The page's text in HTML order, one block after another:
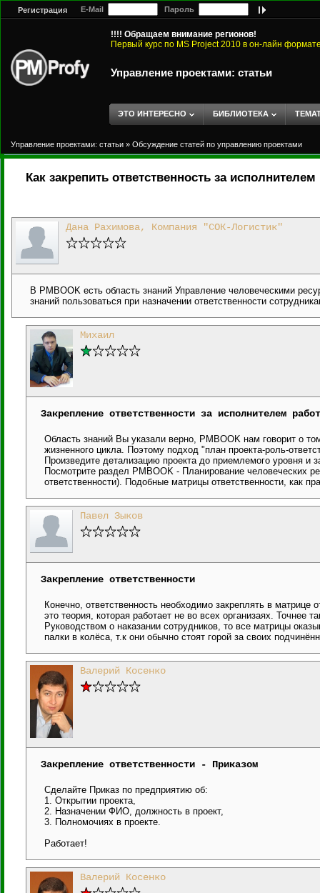
Регистрация E-Mail Пароль
!!!! Обращаем внимание регионов!
Первый курс по MS Project 2010 в он-лайн
Управление проектами: статьи
ЭТО ИНТЕРЕСНО БИБЛИОТЕКА
Управление проектами: статьи » Обсуждение статей по управлению проектами
Как закрепить ответственность за
Дана Рахимова, Компания "СОК-Логистик"
В PMBOOK есть область знаний Управление человеческими
знаний пользоваться при назначении ответственности
Михаил
Закрепление ответственности за исполнителем
Область знаний Вы указали верно, PMBOOK нам говорит о
жизненного цикла. Поэтому подход "план проекта-роль-
Произведите детализацию проекта до приемлемого уровня и
Посмотрите раздел PMBOOK - Планирование человеческих
ответственности). Подобные матрицы ответственности, как
Павел Зыков
Закрепление ответственности
Конечно, ответственность необходимо закреплять в
это теория, которая работает не во всех организаях.
Руководством о наказании сотрудников, то все матрицы
палки в колёса, т.к они обычно стоят горой за своих
Валерий Косенко
Закрепление ответственности - Приказом
Сделайте Приказ по предприятию об:
1. Открытии проекта,
2. Назначении ФИО, должность в проект,
3. Полномочиях в проекте.
Работает!
Валерий Косенко